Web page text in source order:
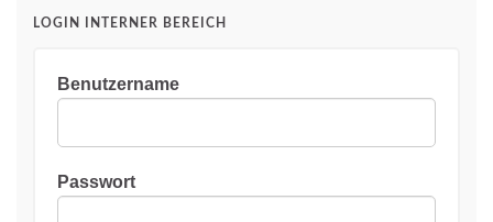
LOGIN INTERNER BEREICH
Benutzername
Passwort